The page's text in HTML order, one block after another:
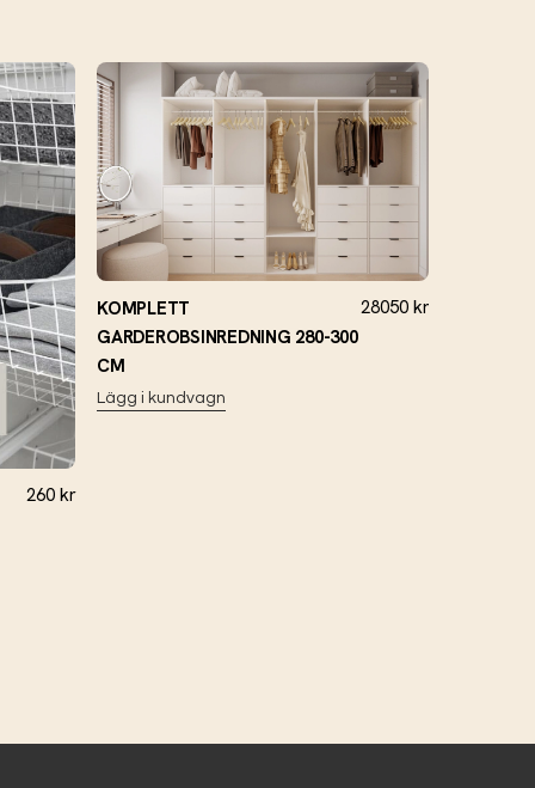
260 kr
KOMPLETT
GARDEROBSINREDNING 280-300
CM
Lägg i kundvagn
28050 kr